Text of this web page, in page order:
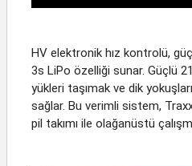
HV elektronik hız kontrolü,
3s LiPo özelliği sunar. Güçlü
yükleri taşımak ve dik
sağlar. Bu verimli sistem,
pil takımı ile olağanüstü